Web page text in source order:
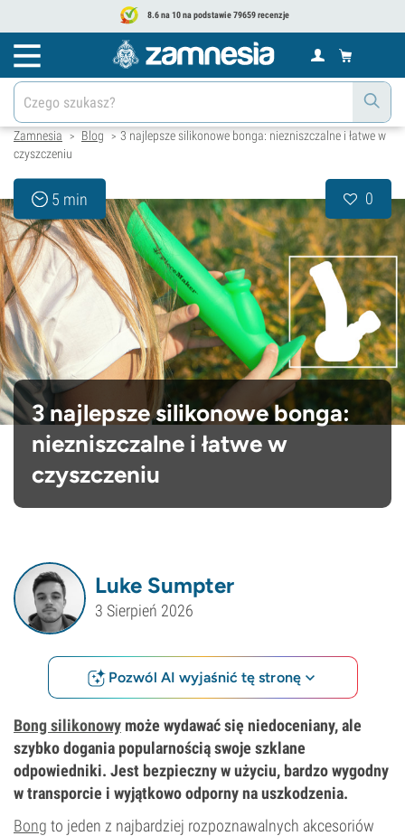
8.6 na 10 na podstawie 79659 recenzje
Zamnesia > Blog > 3 najlepsze silikonowe bonga: niezniszczalne i łatwe w
czyszczeniu
5 min 0
3 najlepsze silikonowe bonga:
niezniszczalne i łatwe w
czyszczeniu
Luke Sumpter
3 Sierpień 2026
Pozwól AI wyjaśnić tę stronę
Bong silikonowy może wydawać się niedoceniany, ale
szybko dogania popularnością swoje szklane
odpowiedniki. Jest bezpieczny w użyciu, bardzo wygodny
w transporcie i wyjątkowo odporny na uszkodzenia.
Bong to jeden z najbardziej rozpoznawalnych akcesoriów